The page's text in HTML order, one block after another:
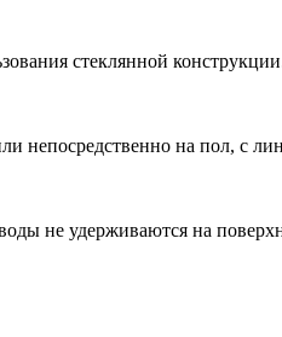
стеклянной
непосредственно на пол, с
не удерживаются на